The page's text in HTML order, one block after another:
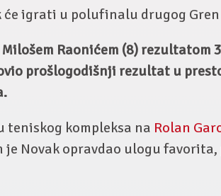
igrati u polufinalu drugog Gren
Raonićem (8) rezultatom
prošlogodišnji rezultat u
kompleksa na Rolan
Novak opravdao ulogu